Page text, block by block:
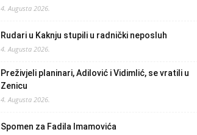
4. Augusta 2026.
Rudari u Kaknju stupili u radnički neposluh
4. Augusta 2026.
Preživjeli planinari, Adilović i Vidimlić, se vratili u
Zenicu
4. Augusta 2026.
Spomen za Fadila Imamovića